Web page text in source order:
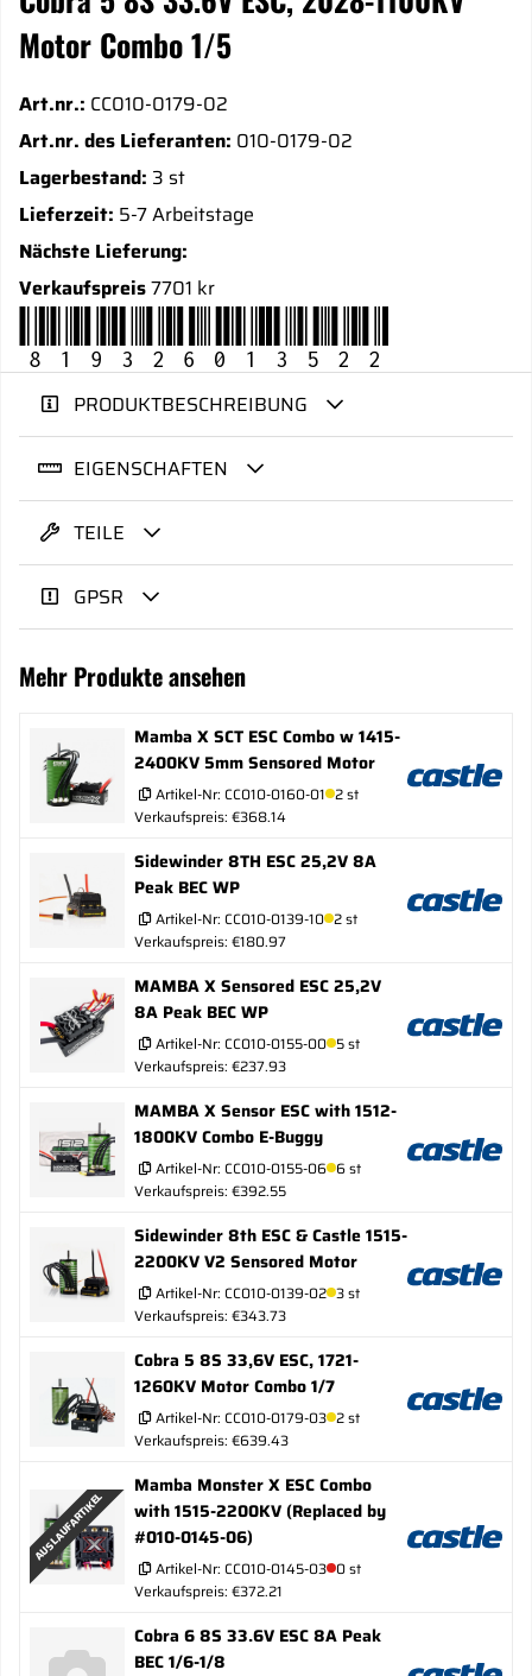
Motor Combo 1/5
Art.nr.: CC010-0179-02
Art.nr. des Lieferanten: 010-0179-02
Lagerbestand: 3 st
Lieferzeit: 5-7 Arbeitstage
Nächste Lieferung:
Verkaufspreis7701 kr
819326013522
PRODUKTBESCHREIBUNG
EIGENSCHAFTEN
TEILE
GPSR
Mehr Produkte ansehen
Mamba X SCT ESC Combo w 1415-
2400KV 5mm Sensored Motor
Artikel-Nr: CC010-0160-01 2 st
Verkaufspreis: €368.14
Sidewinder 8TH ESC 25,2V 8A
Peak BEC WP
Artikel-Nr: CC010-0139-10 2 st
Verkaufspreis: €180.97
MAMBA X Sensored ESC 25,2V
8A Peak BEC WP
Artikel-Nr: CC010-0155-00 5 st
Verkaufspreis: €237.93
MAMBA X Sensor ESC with 1512-
1800KV Combo E-Buggy
Artikel-Nr: CC010-0155-06 6 st
Verkaufspreis: €392.55
Sidewinder 8th ESC & Castle 1515-
2200KV V2 Sensored Motor
Artikel-Nr: CC010-0139-02 3 st
Verkaufspreis: €343.73
Cobra 5 8S 33,6V ESC, 1721-
1260KV Motor Combo 1/7
Artikel-Nr: CC010-0179-03 2 st
Verkaufspreis: €639.43
AUSLAUFARTIKEL
Mamba Monster X ESC Combo
with 1515-2200KV (Replaced by
#010-0145-06)
Artikel-Nr: CC010-0145-03 0 st
Verkaufspreis: €372.21
Cobra 6 8S 33.6V ESC 8A Peak
BEC 1/6-1/8